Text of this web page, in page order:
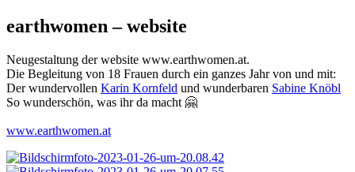
earthwomen – website
Neugestaltung der website www.earthwomen.at.
Die Begleitung von 18 Frauen durch ein ganzes Jahr von und mit:
Der wundervollen Karin Kornfeld und wunderbaren Sabine Knöbl
So wunderschön, was ihr da macht 🤗
www.earthwomen.at